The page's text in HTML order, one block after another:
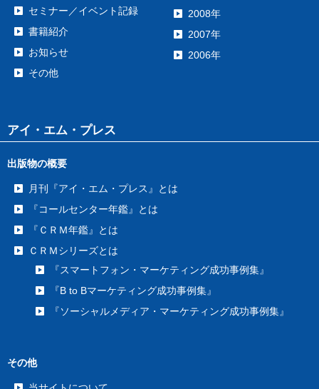
セミナー／イベント記録
書籍紹介
お知らせ
その他
2008年
2007年
2006年
アイ・エム・プレス
出版物の概要
月刊『アイ・エム・プレス』とは
『コールセンター年鑑』とは
『ＣＲＭ年鑑』とは
ＣＲＭシリーズとは
『スマートフォン・マーケティング成功事例集』
『B to Bマーケティング成功事例集』
『ソーシャルメディア・マーケティング成功事例集』
その他